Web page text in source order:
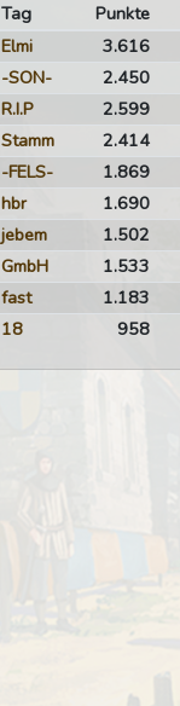
Tag Punkte
Elmi 3.616
-SON- 2.450
R.I.P 2.599
Stamm 2.414
-FELS- 1.869
hbr 1.690
jebem 1.502
GmbH 1.533
fast 1.183
18 958